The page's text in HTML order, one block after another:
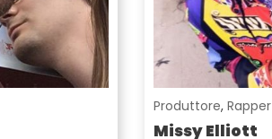
Produttore, Rapper
Missy Elliott